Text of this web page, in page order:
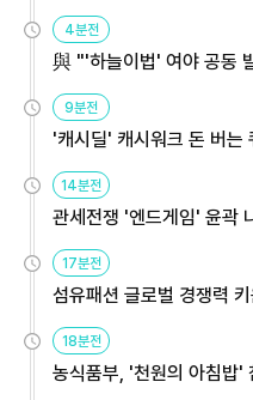
4분전
與 "'하늘이법' 여야 공동
9분전
'캐시딜' 캐시워크 돈 버는
14분전
관세전쟁 '엔드게임' 윤곽
17분전
섬유패션 글로벌 경쟁력
18분전
농식품부, '천원의 아침밥